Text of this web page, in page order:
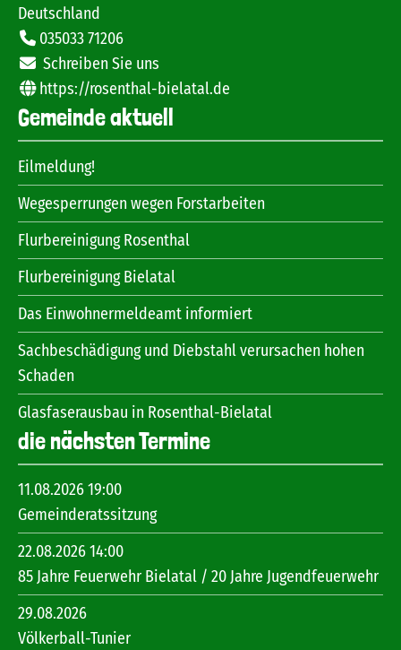
Deutschland
035033 71206
Schreiben Sie uns
https://rosenthal-bielatal.de
Gemeinde aktuell
Eilmeldung!
Wegesperrungen wegen Forstarbeiten
Flurbereinigung Rosenthal
Flurbereinigung Bielatal
Das Einwohnermeldeamt informiert
Sachbeschädigung und Diebstahl verursachen hohen
Schaden
Glasfaserausbau in Rosenthal-Bielatal
die nächsten Termine
11.08.2026 19:00
Gemeinderatssitzung
22.08.2026 14:00
85 Jahre Feuerwehr Bielatal / 20 Jahre Jugendfeuerwehr
29.08.2026
Völkerball-Tunier